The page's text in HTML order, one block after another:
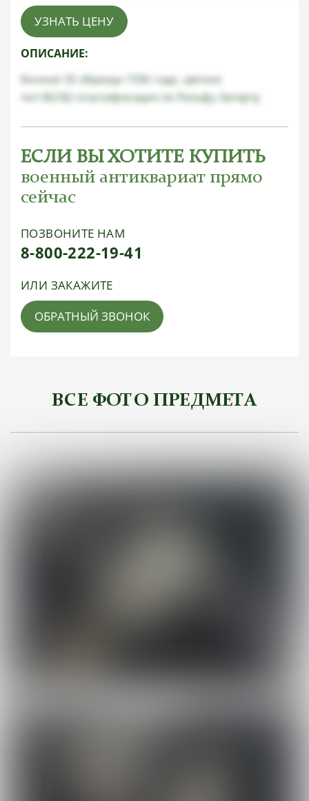
УЗНАТЬ ЦЕНУ
ОПИСАНИЕ:
Кинжал SS образца 1936 года, цепник
тип В2/Б2 классификация по Ральфу Зигерту
ЕСЛИ ВЫ ХОТИТЕ КУПИТЬ
военный антиквариат прямо
сейчас
ПОЗВОНИТЕ НАМ
8-800-222-19-41
ИЛИ ЗАКАЖИТЕ
ОБРАТНЫЙ ЗВОНОК
ВСЕ ФОТО ПРЕДМЕТА